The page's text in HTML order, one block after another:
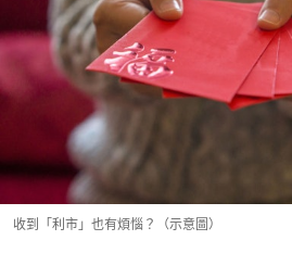
收到「利市」也有煩惱？（示意圖）